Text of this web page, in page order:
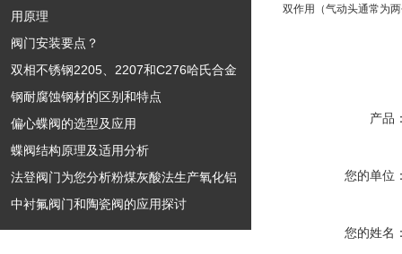
用原理
阀门安装要点？
双相不锈钢2205、2207和C276哈氏合金
钢耐腐蚀钢材的区别和特点
偏心蝶阀的选型及应用
蝶阀结构原理及适用分析
法登阀门为您分析粉煤灰酸法生产氧化铝
中衬氟阀门和陶瓷阀的应用探讨
双作用（气动头通常为
产品
您的单位
您的姓名